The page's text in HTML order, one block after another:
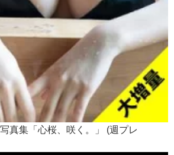
真集「心桜、咲く。」 (週プレ